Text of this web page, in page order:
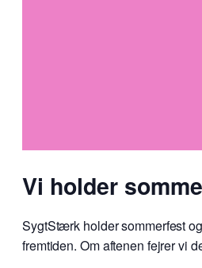
Vi holder
SygtStærk holder sommerfest
fremtiden. Om aftenen fejrer vi